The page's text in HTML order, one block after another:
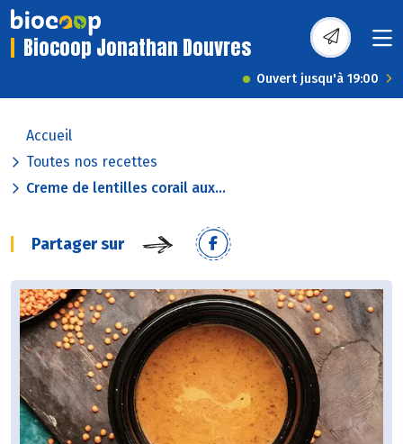
Biocoop Jonathan Douvres
Ouvert jusqu'à 19:00
Accueil
Toutes nos recettes
Creme de lentilles corail aux...
Partager sur